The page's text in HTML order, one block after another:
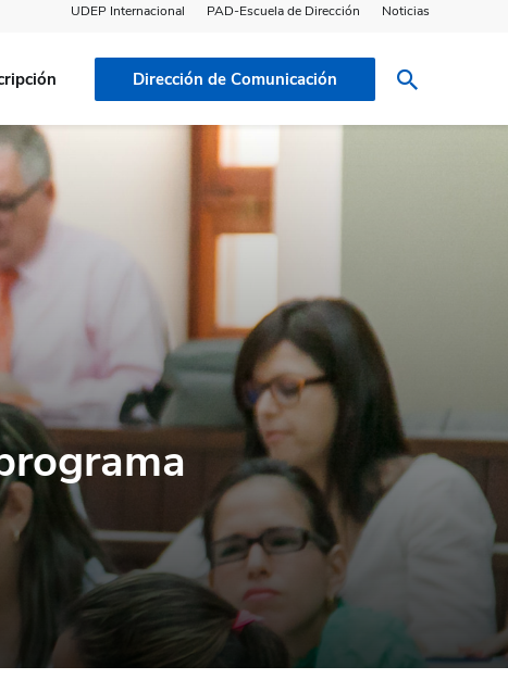
UDEP Internacional PAD-Escuela de Dirección Noticias
Dirección de Comunicación